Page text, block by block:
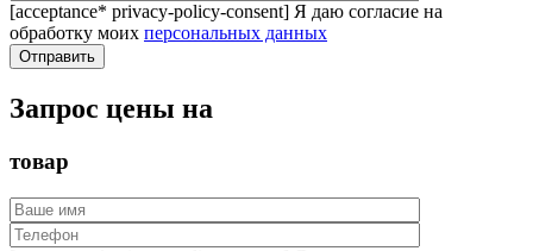
[acceptance* privacy-policy-consent] Я даю согласие на
обработку моих персональных данных
Запрос цены на
товар